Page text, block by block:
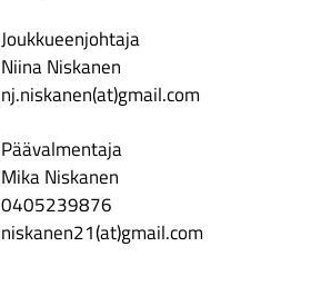
Joukkueenjohtaja
Niina Niskanen
nj.niskanen(at)gmail.com
Päävalmentaja
Mika Niskanen
0405239876
niskanen21(at)gmail.com